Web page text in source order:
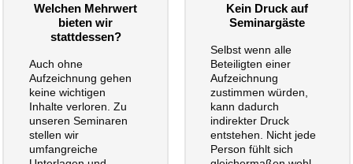
Welchen Mehrwert
bieten wir
stattdessen?
Auch ohne
Aufzeichnung gehen
keine wichtigen
Inhalte verloren. Zu
unseren Seminaren
stellen wir
umfangreiche
Kein Druck auf
Seminargäste
Selbst wenn alle
Beteiligten einer
Aufzeichnung
zustimmen würden,
kann dadurch
indirekter Druck
entstehen. Nicht jede
Person fühlt sich